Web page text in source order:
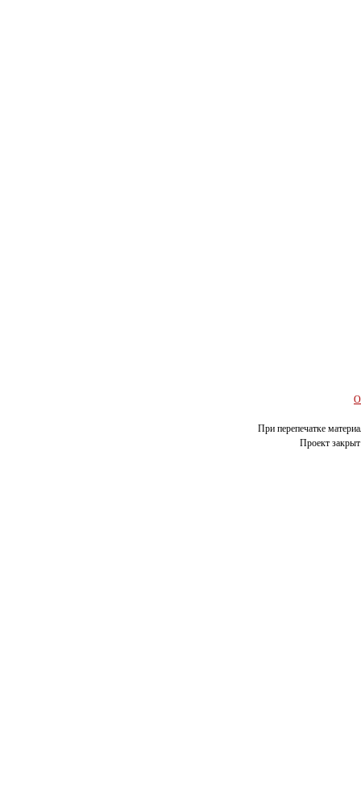
О
При перепечатке
Проект закрыт